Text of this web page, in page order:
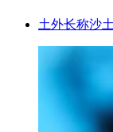
土外长称沙